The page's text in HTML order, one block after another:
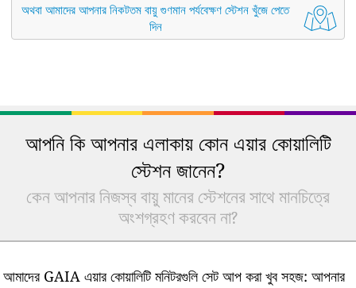
অথবা আমাদের আপনার নিকটতম বায়ু গুণমান পর্যবেক্ষণ স্টেশন খুঁজে পেতে
দিন
আপনি কি আপনার এলাকায় কোন এয়ার কোয়ালিটি
স্টেশন জানেন?
কেন আপনার নিজস্ব বায়ু মানের স্টেশনের সাথে মানচিত্রে
অংশগ্রহণ করবেন না?
আমাদের GAIA এয়ার কোয়ালিটি মনিটরগুলি সেট আপ করা খুব সহজ: আপনার